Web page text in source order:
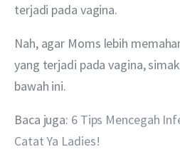
terjadi pada vagina.
Nah, agar Moms lebih
yang terjadi pada vagina,
bawah ini.
Baca juga: 6 Tips Mencegah
Catat Ya Ladies!